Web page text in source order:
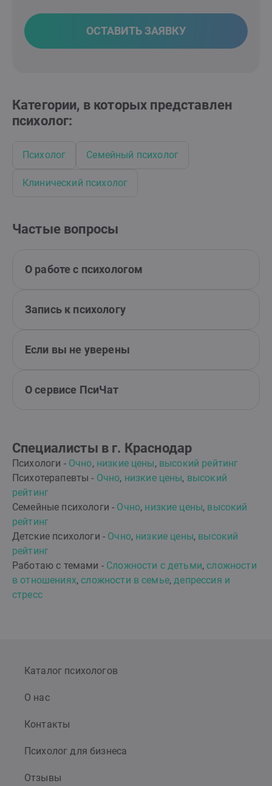
ОСТАВИТЬ ЗАЯВКУ
Категории, в которых представлен
психолог:
Психолог Семейный психолог
Клинический психолог
Частые вопросы
О работе с психологом
Запись к психологу
Если вы не уверены
О сервисе ПсиЧат
Специалисты в г. Краснодар
Психологи - Очно, низкие цены, высокий рейтинг
Психотерапевты - Очно, низкие цены, высокий
рейтинг
Семейные психологи - Очно, низкие цены, высокий
рейтинг
Детские психологи - Очно, низкие цены, высокий
рейтинг
Работаю с темами - Сложности с детьми,сложности
в отношениях,сложности в семье,депрессия и
стресс
Каталог психологов
О нас
Контакты
Психолог для бизнеса
Отзывы